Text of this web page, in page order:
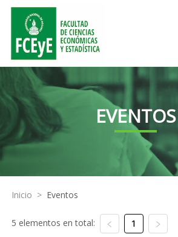
EVENTOS
Inicio > Eventos
5 elementos en total: 1